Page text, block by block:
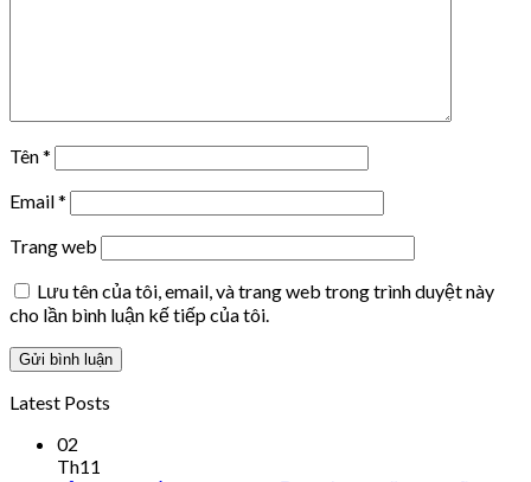
Tên*
Email*
Trang web
Lưu tên của tôi, email, và trang web trong trình duyệt này
cho lần bình luận kế tiếp của tôi.
Latest Posts
02
Th11